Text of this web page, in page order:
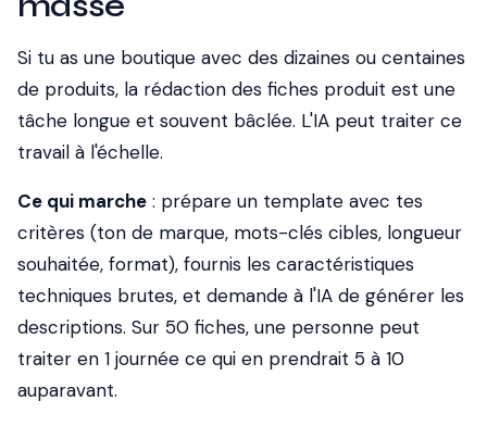
Si tu as une boutique avec des dizaines ou centaines
de produits, la rédaction des fiches produit est une
tâche longue et souvent bâclée. L'IA peut traiter ce
travail à l'échelle.
Ce qui marche : prépare un template avec tes
critères (ton de marque, mots-clés cibles, longueur
souhaitée, format), fournis les caractéristiques
techniques brutes, et demande à l'IA de générer les
descriptions. Sur 50 fiches, une personne peut
traiter en 1 journée ce qui en prendrait 5 à 10
auparavant.